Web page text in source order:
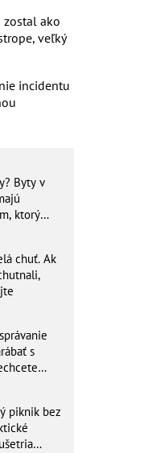
ako
veľký
incidentu
Byty v
ktorý
chuť. Ak
s
piknik bez